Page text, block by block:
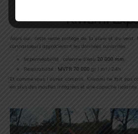
Protection
Kiwami
Alors oui, cette veste protège de la pluie et du vent.
connaisseurs apprécieront les données suivantes :
Imperméabilité : colonne d’eau 20 000 mm;
Respirabilité : MVTR 70 000 gr / m² / 24h
Et comme vous l’aurez compris, Kiwami ne fait pas
en plus des moufles intégrées et une capuche isolante.